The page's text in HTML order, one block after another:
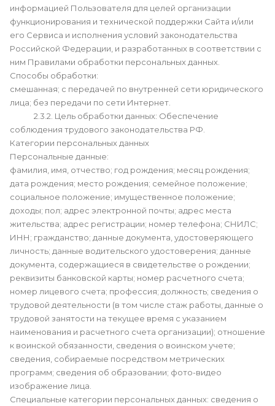
информацией Пользователя для целей организации
функционирования и технической поддержки Сайта и/или
его Сервиса и исполнения условий законодательства
Российской Федерации, и разработанных в соответствии с
ним Правилами обработки персональных данных.
Способы обработки:
смешанная; с передачей по внутренней сети юридического
лица; без передачи по сети Интернет.
2.3.2. Цель обработки данных: Обеспечение
соблюдения трудового законодательства РФ.
Категории персональных данных
Персональные данные:
фамилия, имя, отчество; год рождения; месяц рождения;
дата рождения; место рождения; семейное положение;
социальное положение; имущественное положение;
доходы; пол; адрес электронной почты; адрес места
жительства; адрес регистрации; номер телефона; СНИЛС;
ИНН; гражданство; данные документа, удостоверяющего
личность; данные водительского удостоверения; данные
документа, содержащиеся в свидетельстве о рождении;
реквизиты банковской карты; номер расчетного счета;
номер лицевого счета; профессия; должность; сведения о
трудовой деятельности (в том числе стаж работы, данные о
трудовой занятости на текущее время с указанием
наименования и расчетного счета организации); отношение
к воинской обязанности, сведения о воинском учете;
сведения, собираемые посредством метрических
программ; сведения об образовании; фото-видео
изображение лица.
Специальные категории персональных данных: сведения о